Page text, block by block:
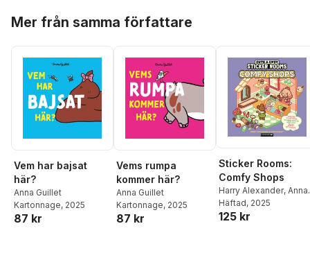
Mer från samma författare
Vem har bajsat
här?
Anna Guillet
Kartonnage, 2025
87 kr
Vems rumpa
kommer här?
Anna Guillet
Kartonnage, 2025
87 kr
Sticker Rooms:
Comfy Shops
Harry Alexander, Anna
Guillet
Häftad, 2025
125 kr